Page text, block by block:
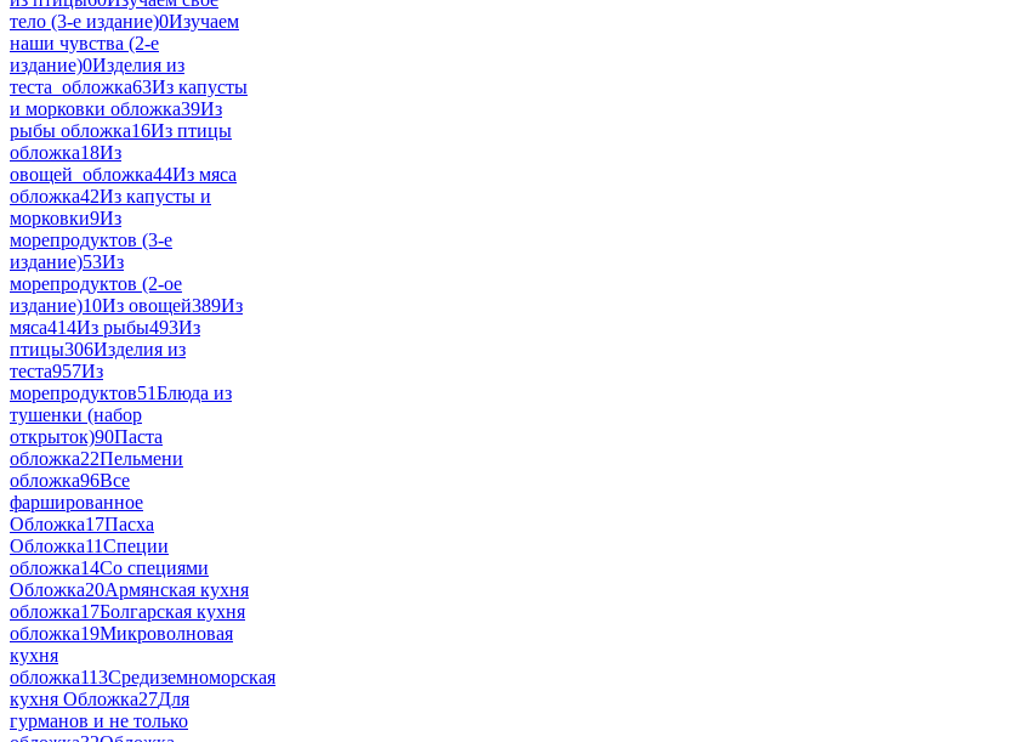
тело (3-е издание)0Изучаем
наши чувства (2-е
издание)0Изделия из
теста_обложка63Из капусты
и морковки обложка39Из
рыбы обложка16Из птицы
обложка18Из
овощей_обложка44Из мяса
обложка42Из капусты и
морковки9Из
морепродуктов (3-е
издание)53Из
морепродуктов (2-ое
издание)10Из овощей389Из
мяса414Из рыбы493Из
птицы306Изделия из
теста957Из
морепродуктов51Блюда из
тушенки (набор
открыток)90Паста
обложка22Пельмени
обложка96Все
фаршированное
Обложка17Пасха
Обложка11Специи
обложка14Со специями
Обложка20Армянская кухня
обложка17Болгарская кухня
обложка19Микроволновая
кухня
обложка113Средиземноморская
кухня Обложка27Для
гурманов и не только